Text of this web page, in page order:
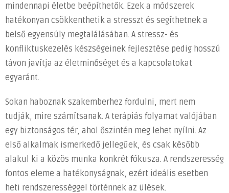
mindennapi életbe beépíthetők. Ezek a módszerek
hatékonyan csökkenthetik a stresszt és segíthetnek a
belső egyensúly megtalálásában. A stressz- és
konfliktuskezelés készségeinek fejlesztése pedig hosszú
távon javítja az életminőséget és a kapcsolatokat
egyaránt.
Sokan haboznak szakemberhez fordulni, mert nem
tudják, mire számítsanak. A terápiás folyamat valójában
egy biztonságos tér, ahol őszintén meg lehet nyílni. Az
első alkalmak ismerkedő jellegűek, és csak később
alakul ki a közös munka konkrét fókusza. A rendszeresség
fontos eleme a hatékonyságnak, ezért ideális esetben
heti rendszerességgel történnek az ülések.